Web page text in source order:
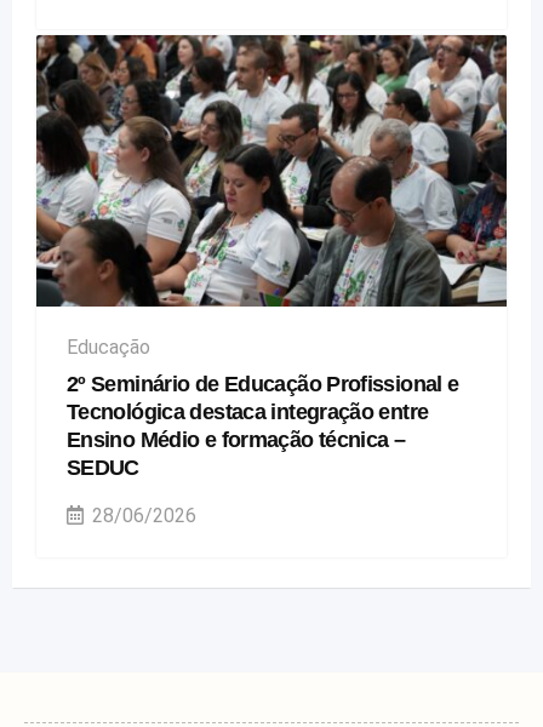
Educação
2º Seminário de Educação Profissional e
Tecnológica destaca integração entre
Ensino Médio e formação técnica –
SEDUC
28/06/2026